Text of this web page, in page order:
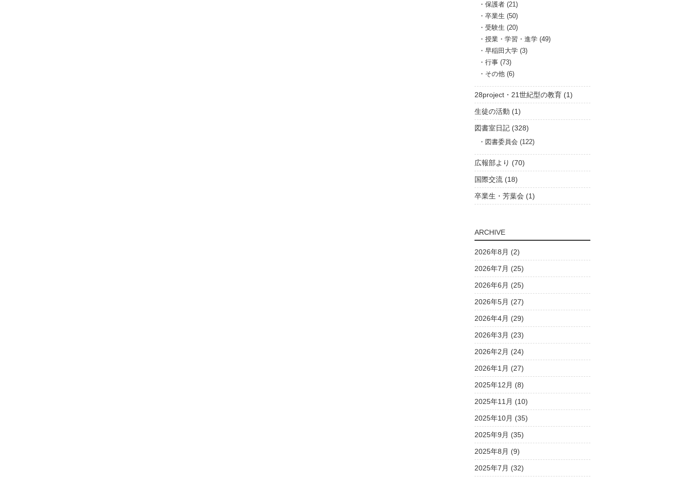
保護者 (21)
卒業生 (50)
受験生 (20)
授業・学習・進学 (49)
早稲田大学 (3)
行事 (73)
その他 (6)
28project・21世紀型の教育 (1)
生徒の活動 (1)
図書室日記 (328)
図書委員会 (122)
広報部より (70)
国際交流 (18)
卒業生・芳葉会 (1)
ARCHIVE
2026年8月 (2)
2026年7月 (25)
2026年6月 (25)
2026年5月 (27)
2026年4月 (29)
2026年3月 (23)
2026年2月 (24)
2026年1月 (27)
2025年12月 (8)
2025年11月 (10)
2025年10月 (35)
2025年9月 (35)
2025年8月 (9)
2025年7月 (32)